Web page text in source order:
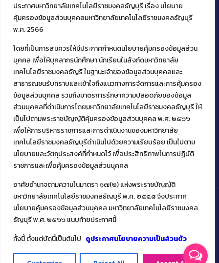
ประกาศมหาวิทยาลัยเทคโนโลยีราชมงคลธัญบุรี เรื่อง นโยบาย
คุ้มครองข้อมูลส่วนบุคคลมหาวิทยาลัยเทคโนโลยีราชมงคลธัญบุรี
พ.ศ. 2566
โดยที่เป็นการสมควรให้มีประกาศกำหนดนโยบายคุ้มครองข้อมูลส่วน
บุคคล เพื่อให้บุคลากรนักศึกษา นักเรียนในสังกัดมหาวิทยาลัย
เทคโนโลยีราชมงคลธัญรี ในฐานะเจ้าของข้อมูลส่วนบุคคลและ
สาธารณชนรับทราบและเข้าใจถึงแนวทางการจัดการและการคุ้มครอง
ข้อมูลส่วนบุคคล รวมถึงมาตรการรักษาความปลอดภัยของข้อมูล
ส่วนบุคคลที่ดำเนินการโดยมหาวิทยาลัยเทคโนโลยีราชมงคลธัญบุรี ให้
เป็นไปตามพระราชบัญญัติคุ้มครองข้อมูลส่วนบุคคล พ.ศ. ๒๕๖๖
เพื่อให้การบริหารราชการและการดำเนินงานของมหาวิทยาลัย
เทคโนโลยีราชมงคลธัญบุรีดำเนินไปด้วยความเรียบร้อย เป็นไปตาม
นโยบายและวัตถุประสงค์ที่กำหนดไว้ เพื่อประสิทธิภาพในการปฏิบัติ
ราชการและเพื่อคุ้มครองข้อมูลส่วนบุคคล
อาศัยอำนาจตามความในมาตรา ๑๗(๒) แห่งพระราชบัญญัติ
มหาวิทยาลัยเทคโนโลยีราชมงคลธัญบุรี พ.ศ. ๒๕๔๘ จึงประกาศ
นโยบายคุ้มครองข้อมูลส่วนบุคคล มหาวิทยาลัยเทคโนโลยีราชมงคล
ธัญบุรี พ.ศ. ๒๕๖๖ แนบท้ายประกาศนี้
ทั้งนี้ ตั้งแต่บัดนี้เป็นต้นไป ดูประกาศนโยบายความเป็นส่วนตัว
ติดต่อคณะเทคโนโลยีคหกรรมศาสตร์
39 หมู่ 1
ต.คลองหก อ. คลองหลวง
จ.ปทุมธานี 12120
โทร 02 549 3161
Facebook
Instagram
Mail
Copyright ©️ 2022 คณะเทคโนโลยีคหกรรมศาสตร์ มหาวิทยาลัย
เทคโนโลยีราชมงคลธัญบุรี